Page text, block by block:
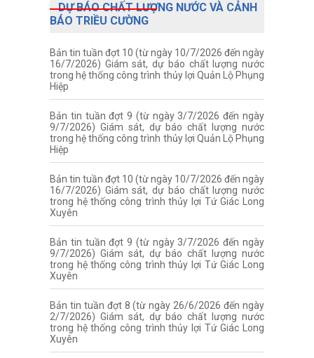
DỰ BÁO CHẤT LƯỢNG NƯỚC VÀ CẢNH
BÁO TRIỀU CƯỜNG
Bản tin tuần đợt 10 (từ ngày 10/7/2026 đến ngày
16/7/2026) Giám sát, dự báo chất lượng nước
trong hệ thống công trình thủy lợi Quản Lộ Phụng
Hiệp
Bản tin tuần đợt 9 (từ ngày 3/7/2026 đến ngày
9/7/2026) Giám sát, dự báo chất lượng nước
trong hệ thống công trình thủy lợi Quản Lộ Phụng
Hiệp
Bản tin tuần đợt 10 (từ ngày 10/7/2026 đến ngày
16/7/2026) Giám sát, dự báo chất lượng nước
trong hệ thống công trình thủy lợi Tứ Giác Long
Xuyên
Bản tin tuần đợt 9 (từ ngày 3/7/2026 đến ngày
9/7/2026) Giám sát, dự báo chất lượng nước
trong hệ thống công trình thủy lợi Tứ Giác Long
Xuyên
Bản tin tuần đợt 8 (từ ngày 26/6/2026 đến ngày
2/7/2026) Giám sát, dự báo chất lượng nước
trong hệ thống công trình thủy lợi Tứ Giác Long
Xuyên